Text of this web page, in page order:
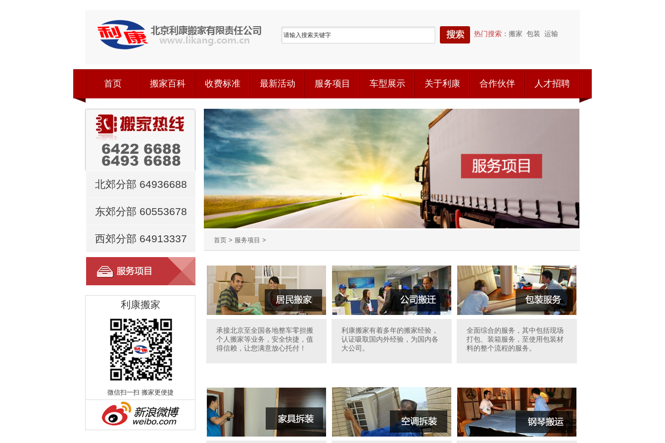
热门搜索： 搬家 包装 运输
首页 搬家百科 收费标准 最新活动 服务项目 车型展示 关于利康 合作伙伴 人才招聘
北郊分部 64936688
东郊分部 60553678
西郊分部 64913337
利康搬家
微信扫一扫 搬家更便捷
首页 > 服务项目 >
承接北京至全国各地整车零担搬
个人搬家等业务，安全快捷，值
得信赖，让您满意放心托付！
利康搬家有着多年的搬家经验，
认证吸取国内外经验，为国内各
大公司。
全面综合的服务，其中包括现场
打包、装箱服务，至使用包装材
料的整个流程的服务。